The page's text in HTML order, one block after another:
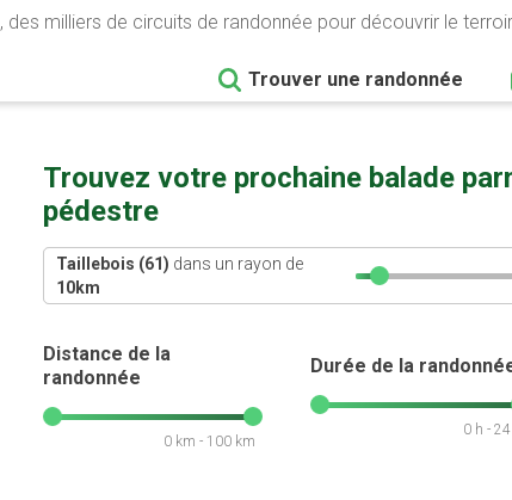
des milliers de circuits de randonnée pour découvrir le
Trouver une randonnée
Trouvez votre prochaine balade
pédestre
Taillebois (61) dans un rayon de
10km
Distance de la
randonnée
0 km - 100 km
Durée de la
0 h -